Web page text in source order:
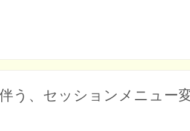
う、セッションメニュー